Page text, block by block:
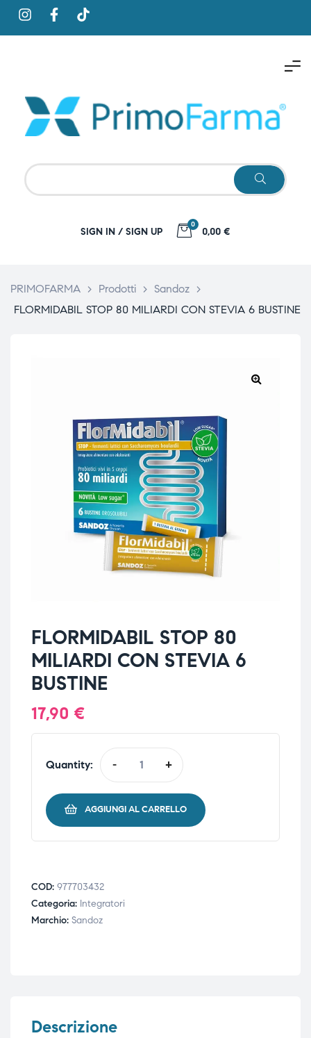
SIGN IN / SIGN UP
0
0,00 €
PRIMOFARMA > Prodotti > Sandoz >
FLORMIDABIL STOP 80 MILIARDI CON STEVIA 6 BUSTINE
FLORMIDABIL STOP 80
MILIARDI CON STEVIA 6
BUSTINE
17,90 €
Quantity: - +
AGGIUNGI AL CARRELLO
COD: 977703432
Categoria: Integratori
Marchio: Sandoz
Descrizione